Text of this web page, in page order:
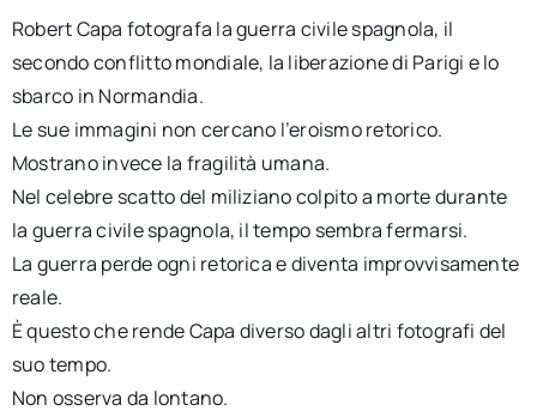
Robert Capa fotografa la guerra civile spagnola, il
secondo conflitto mondiale, la liberazione di Parigi e lo
sbarco in Normandia.
Le sue immagini non cercano l’eroismo retorico.
Mostrano invece la fragilità umana.
Nel celebre scatto del miliziano colpito a morte durante
la guerra civile spagnola, il tempo sembra fermarsi.
La guerra perde ogni retorica e diventa improvvisamente
reale.
È questo che rende Capa diverso dagli altri fotografi del
suo tempo.
Non osserva da lontano.